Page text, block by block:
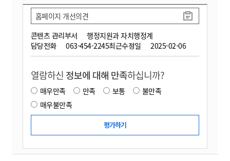
콘텐츠 관리부서
행정지원과 자치행정계
담당전화
063-454-2245최근수정일 2025-02-06
홈페이지 개선의견
열람하신 정보에 대해 만족하십니까?
매우만족 만족 보통
불만족
매우불만족